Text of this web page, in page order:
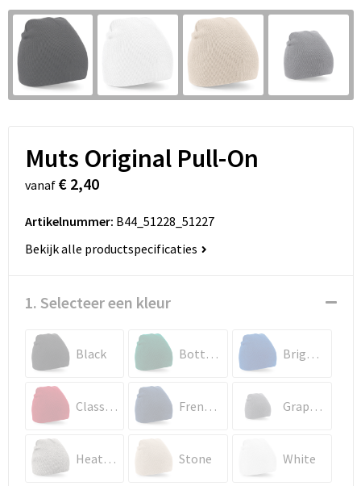
Muts Original Pull-On
vanaf € 2,40
Artikelnummer: B44_51228_51227
Bekijk alle productspecificaties
1. Selecteer een kleur
Black Bottle Green Bright Royal
Classic Red French Navy Graphite Grey
Heather Grey Stone White